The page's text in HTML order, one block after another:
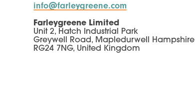
info@farleygreene.com
Farleygreene Limited
Unit 2, Hatch Industrial Park
Greywell Road, Mapledurwell Hampshire
RG24 7NG, United Kingdom